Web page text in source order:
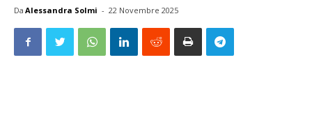
Da Alessandra Solmi - 22 Novembre 2025